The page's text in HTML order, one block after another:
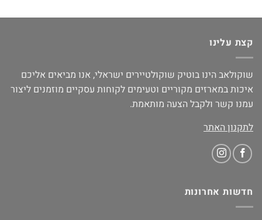
קצת עלינו
שוקולאב הינו בוטיק שוקולטיירים ישראלי, אנו מביאים אליכם
איכות במארזים מקוריים וטעימים לקוחות עסקיים מוזמנים ליצור
עמנו קשר ולקבל הצעה מותאמת.
לתקנון האתר
חדשות אחרונות